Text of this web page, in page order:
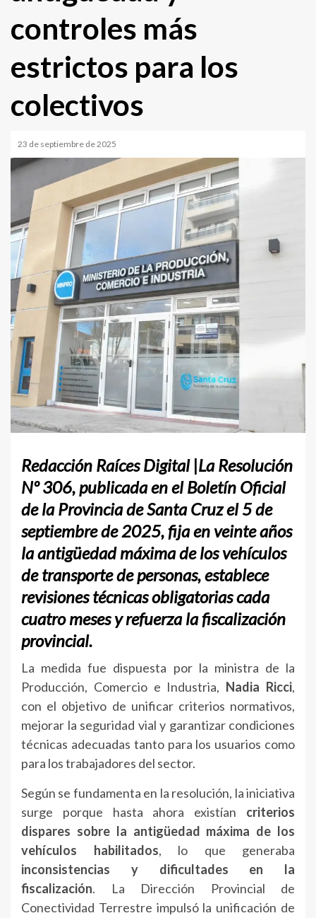
controles más
estrictos para los
colectivos
23 de septiembre de 2025
Redacción Raíces Digital |La Resolución
Nº 306, publicada en el Boletín Oficial
de la Provincia de Santa Cruz el 5 de
septiembre de 2025, fija en veinte años
la antigüedad máxima de los vehículos
de transporte de personas, establece
revisiones técnicas obligatorias cada
cuatro meses y refuerza la fiscalización
provincial.
La medida fue dispuesta por la ministra de la
Producción, Comercio e Industria, Nadia Ricci,
con el objetivo de unificar criterios normativos,
mejorar la seguridad vial y garantizar condiciones
técnicas adecuadas tanto para los usuarios como
para los trabajadores del sector.
Según se fundamenta en la resolución, la iniciativa
surge porque hasta ahora existían criterios
dispares sobre la antigüedad máxima de los
vehículos habilitados, lo que generaba
inconsistencias y dificultades en la
fiscalización. La Dirección Provincial de
Conectividad Terrestre impulsó la unificación de